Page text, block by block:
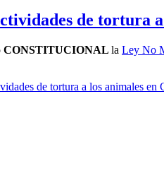
de tortura
CONSTITUCIONAL la Ley No
de tortura a los animales en